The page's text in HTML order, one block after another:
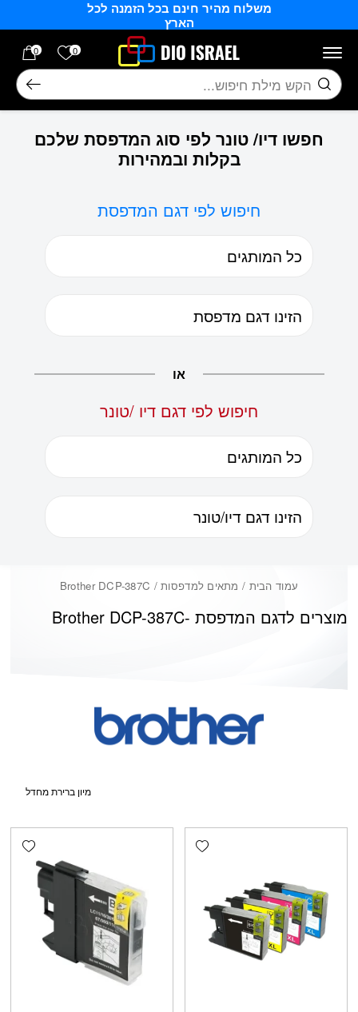
משלוח מהיר חינם בכל הזמנה לכל
הארץ
0 הרשימה
0
חיפוש
חפשו דיו/ טונר לפי סוג המדפסת שלכם
בקלות ובמהירות
חיפוש לפי דגם המדפסת
או
חיפוש לפי דגם דיו /טונר
עמוד הבית / מתאים למדפסות / Brother DCP-387C
Brother DCP-387Cמוצרים לדגם המדפסת -
Add wishlist